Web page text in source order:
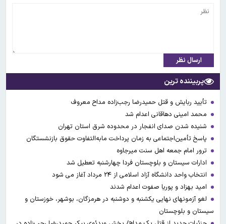
ارسال نظر
پربیننده ترین
تأیید ربایش و قتل حمیدرضا رجب‌زاده مداح معروف
محمد امینی دهاقانی اعدام شد
شنیده شدن صدای انفجار در محدوده شرق استان تهران
پاسخ تأمین‌اجتماعی به زمان پرداخت مابه‌التفاوت حقوق بازنشستگان
ترور امام جمعه اهل سنت میرجاوه
ادارات سیستان و بلوچستان فردا چهارشنبه تعطیل شد
انتخاب واحد دانشگاه آزاد اسلامی از ۲۴ مرداد آغاز می شود
امید بهزاد و پوریا صفوت اعدام شدند
لغو آزمونهای نهایی یکشنبه و دوشنبه در هرمزگان، بوشهر، خوزستان و
سیستان و بلوچستان